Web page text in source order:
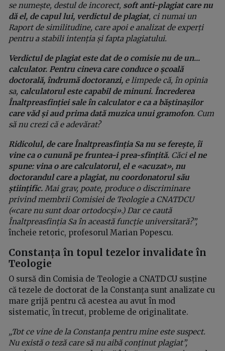
se numește, destul de incorect, soft anti-plagiat care nu
dă el, de capul lui, verdictul de plagiat, ci numai un
Raport de similitudine, care apoi e analizat de experți
pentru a stabili intenția și fapta plagiatului.
Verdictul de plagiat este dat de o comisie nu de un...
calculator. Pentru cineva care conduce o școală
doctorală, îndrumă doctoranzi, e limpede că, în opinia
sa, calculatorul este capabil de minuni. Încrederea
Înaltpreasfinției sale în calculator e ca a băștinașilor
care văd și aud prima dată muzica unui gramofon. Cum
să nu crezi că e adevărat?
Ridicolul, de care Înaltpreasfinția Sa nu se ferește, îi
vine ca o cunună pe fruntea-i prea-sfințită. Căci el ne
spune: vina o are calculatorul, el e «acuzat», nu
doctorandul care a plagiat, nu coordonatorul său
științific. Mai grav, poate, produce o discriminare
privind membrii Comisiei de Teologie a CNATDCU
(«care nu sunt doar ortodocși».) Dar ce caută
Înaltpreasfinția Sa în această funcție universitară?”,
încheie retoric, profesorul Marian Popescu.
Constanța în topul tezelor invalidate în
Teologie
O sursă din Comisia de Teologie a CNATDCU susține
că tezele de doctorat de la Constanța sunt analizate cu
mare grijă pentru că acestea au avut în mod
sistematic, în trecut, probleme de originalitate.
„Tot ce vine de la Constanța pentru mine este suspect.
Nu există o teză care să nu aibă conținut plagiat”,